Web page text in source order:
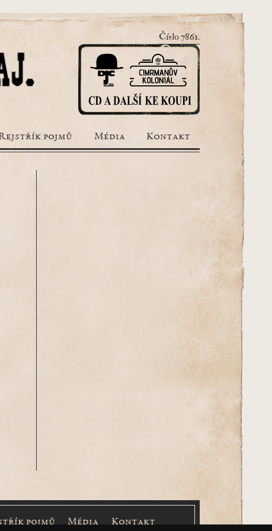
Číslo 7861.
pojmů Média Kontakt
pojmů Média Kontakt